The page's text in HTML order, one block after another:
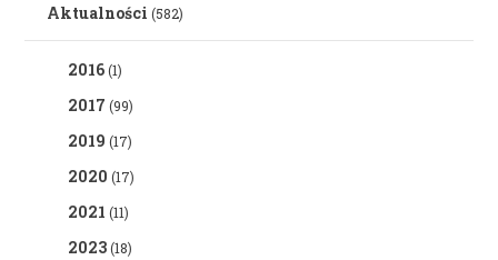
Aktualności (582)
2016(1)
2017 (99)
2019 (17)
2020 (17)
2021 (11)
2023(18)